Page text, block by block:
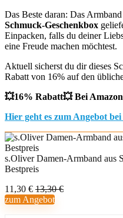
Das Beste daran: Das
Schmuck-Geschenkbox
Einpacken, falls du deiner
eine Freude machen möchtest.
Aktuell sicherst du dir dieses
Rabatt von 16% auf den
💥16% Rabatt💥 Bei
Hier geht es zum Angebot
s.Oliver Damen-Armband aus
Bestpreis
11,30 € 13,30 €
zum Angebot